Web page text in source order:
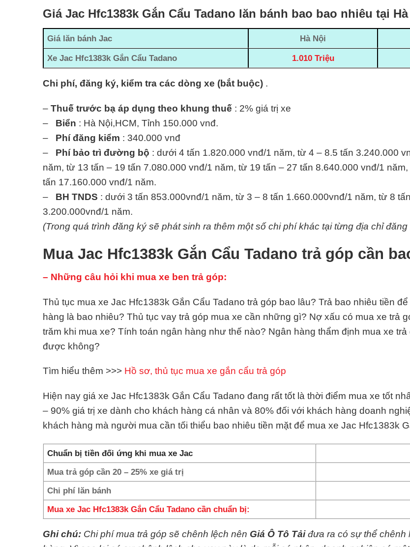
Giá Jac Hfc1383k Gắn Cẩu Tadano lăn bánh bao bao nhiêu tại
Giá lăn bánh Jac Hà Nội
Xe Jac Hfc1383k Gắn Cẩu Tadano
1.010 Triệu
Chi phí, đăng ký, kiểm tra các dòng xe (bắt buộc) .
– Thuế trước bạ áp dụng theo khung thuế : 2% giá trị xe
– Biển : Hà Nội,HCM, Tỉnh 150.000 vnđ.
– Phí đăng kiểm : 340.000 vnđ
– Phí bảo trì đường bộ : dưới 4 tấn 1.820.000 vnđ/1 năm, từ 4 – 8.5 tấn 3.240.000
năm, từ 13 tấn – 19 tấn 7.080.000 vnđ/1 năm, từ 19 tấn – 27 tấn 8.640.000 vnđ/1
tấn 17.160.000 vnđ/1 năm.
– BH TNDS : dưới 3 tấn 853.000vnđ/1 năm, từ 3 – 8 tấn 1.660.000vnđ/1 năm, từ 8
3.200.000vnđ/1 năm.
(Trong quá trình đăng ký sẽ phát sinh ra thêm một số chi phí khác tại từng địa chỉ
Mua Jac Hfc1383k Gắn Cẩu Tadano trả góp cần
– Những câu hỏi khi mua xe ben trả góp:
Thủ tục mua xe Jac Hfc1383k Gắn Cẩu Tadano trả góp bao lâu? Trả bao nhiêu tiền
hàng là bao nhiêu? Thủ tục vay trả góp mua xe cần những gì? Nợ xấu có mua xe trả
trăm khi mua xe? Tính toán ngân hàng như thế nào? Ngân hàng thẩm định mua xe
được không?
Tìm hiểu thêm >>> Hồ sơ, thủ tục mua xe gắn cẩu trả góp
Hiện nay giá xe Jac Hfc1383k Gắn Cẩu Tadano đang rất tốt là thời điểm mua xe tốt
– 90% giá trị xe dành cho khách hàng cá nhân và 80% đối với khách hàng doanh
khách hàng mà người mua cần tối thiểu bao nhiêu tiền mặt để mua xe Jac Hfc1383k
Chuẩn bị tiền đối ứng khi mua xe Jac
Mua trả góp cần 20 – 25% xe giá trị
Chi phí lăn bánh
Mua xe Jac Hfc1383k Gắn Cẩu Tadano cần chuẩn bị:
Ghi chú: Chi phí mua trả góp sẽ chênh lệch nên Giá Ô Tô Tảiđưa ra có sự thể chênh